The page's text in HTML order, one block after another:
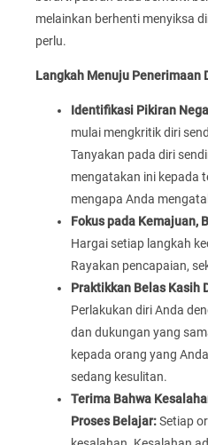
melainkan berhenti menyiksa
perlu.
Langkah Menuju Penerimaan
Identifikasi Pikiran
mulai mengkritik diri
Tanyakan pada diri
mengatakan ini kepada
mengapa Anda
Fokus pada Kemajuan,
Hargai setiap langkah
Rayakan pencapaian,
Praktikkan Belas Kasih
Perlakukan diri Anda
dan dukungan yang
kepada orang yang
sedang kesulitan.
Terima Bahwa
Proses Belajar:Setiap